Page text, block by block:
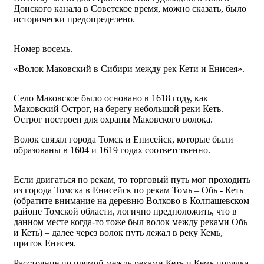
Донского канала в Советское время, можно сказать, было
исторически предопределено.
Номер восемь.
«Волок Маковский в Сибири между рек Кети и Енисея».
Село Маковское было основано в 1618 году, как
Маковский Острог, на берегу небольшой реки Кеть.
Острог построен для охраны Маковского волока.
Волок связал города Томск и Енисейск, которые были
образованы в 1604 и 1619 годах соответственно.
Если двигаться по рекам, то торговый путь мог проходить
из города Томска в Енисейск по рекам Томь – Обь - Кеть
(обратите внимание на деревню Волково в Колпашевском
районе Томской области, логично предположить, что в
данном месте когда-то тоже был волок между реками Обь
и Кеть) – далее через волок путь лежал в реку Кемь,
приток Енисея.